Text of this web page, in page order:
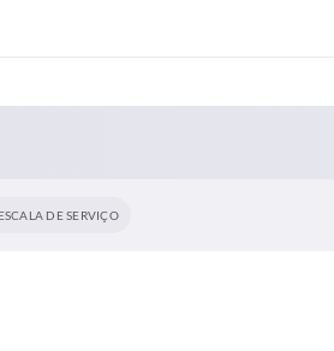
ESCALA DE SERVIÇO